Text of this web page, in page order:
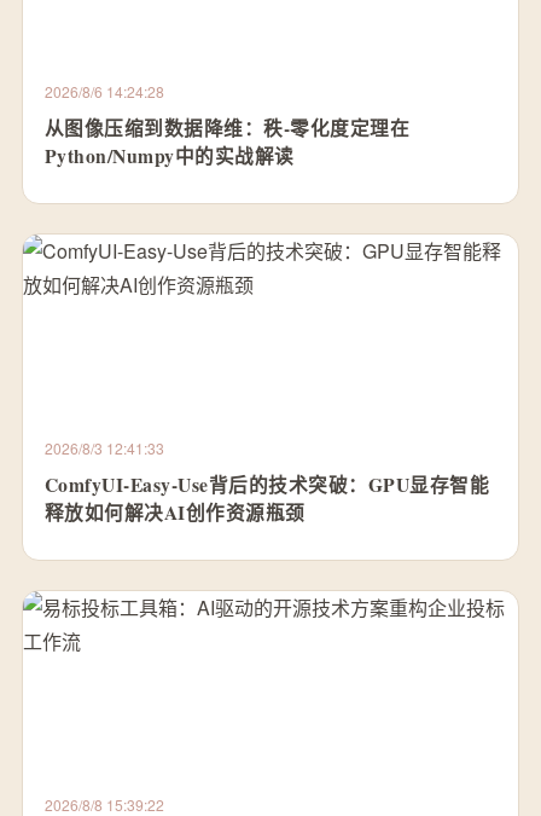
2026/8/6 14:24:28
从图像压缩到数据降维：秩-零化度定理在
Python/Numpy中的实战解读
2026/8/3 12:41:33
ComfyUI-Easy-Use背后的技术突破：GPU显存智能
释放如何解决AI创作资源瓶颈
2026/8/8 15:39:22